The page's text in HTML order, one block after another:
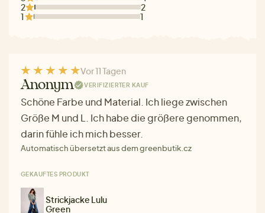
2
2
1
1
Vor 11 Tagen
Anonym VERIFIZIERTER KAUF
Schöne Farbe und Material. Ich liege zwischen
Größe M und L. Ich habe die größere genommen,
darin fühle ich mich besser.
Automatisch übersetzt aus dem greenbutik.cz
GEKAUFTES PRODUKT
Strickjacke Lulu
Green